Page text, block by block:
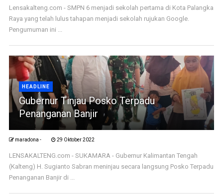
Lensakalteng.com - SMPN 6 menjadi sekolah pertama di Kota Palangka
Raya yang telah lulus tahapan menjadi sekolah rujukan Google.
Pengumuman ini ...
HEADLINE
Gubernur Tinjau Posko Terpadu
Penanganan Banjir
maradona - 29 Oktober 2022
LENSAKALTENG.com - SUKAMARA - Gubernur Kalimantan Tengah
(Kalteng) H. Sugianto Sabran meninjau secara langsung Posko Terpadu
Penanganan Banjir di ...